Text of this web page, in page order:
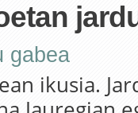
gabea
ikusia.